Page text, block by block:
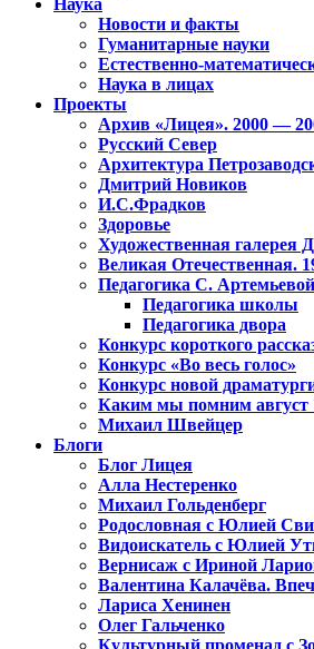
Наука
Новости и факты
Гуманитарные науки
Естественно-
Наука в лицах
Проекты
Архив «Лицея». 2000 —
Русский Север
Архитектура
Дмитрий Новиков
И.С.Фрадков
Здоровье
Художественная галерея
Великая Отечественная.
Педагогика С. Артемьевой
Педагогика школы
Педагогика двора
Конкурс короткого
Конкурс «Во весь голос»
Конкурс новой
Каким мы помним август
Михаил Швейцер
Блоги
Блог Лицея
Алла Нестеренко
Михаил Гольденберг
Родословная с Юлией
Видоискатель с Юлией
Вернисаж с Ириной
Валентина Калачёва.
Лариса Хенинен
Олег Гальченко